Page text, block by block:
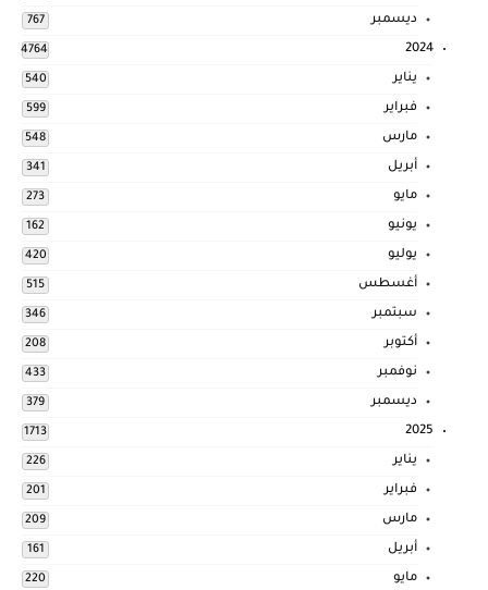
ديسمبر 767
2024
4764
يناير 540
فبراير 599
مارس 548
أبريل 341
مايو 273
يونيو 162
يوليو 420
أغسطس 515
سبتمبر 346
أكتوبر 208
نوفمبر 433
ديسمبر 379
2025
1713
يناير 226
فبراير 201
مارس 209
أبريل 161
مايو 220